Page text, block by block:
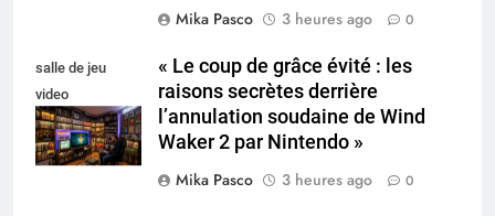
Mika Pasco
3 heures ago 0
salle de jeu
video
collectionneur
« Le coup de grâce évité : les
raisons secrètes derrière
l’annulation soudaine de Wind
Waker 2 par Nintendo »
Mika Pasco
3 heures ago 0